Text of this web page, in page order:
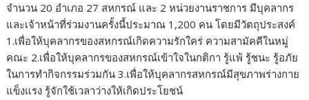
จำนวน 20 อำเภอ 27 สหกรณ์ และ 2 หน่วยงานราชการ มีบุคลากร
และเจ้าหน้าที่ร่วมงานครั้งนี้ประมาณ 1,200 คน โดยมีวัตถุประสงค์
1.เพื่อให้บุคลากรของสหกรณ์เกิดความรักใคร่ ความสามัคคีในหมู่
คณะ 2.เพื่อให้บุคลากรของสหกรณ์เข้าใจในกติกา รู้แพ้ รู้ชนะ รู้อภัย
ในการทำกิจกรรมร่วมกัน 3.เพื่อให้บุคลากรสหกรณ์มีสุขภาพร่างกาย
แข็งแรง รู้จักใช้เวลาว่างให้เกิดประโยชน์